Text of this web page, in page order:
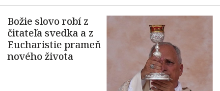
Božie slovo robí z
čitateľa svedka a z
Eucharistie prameň
nového života